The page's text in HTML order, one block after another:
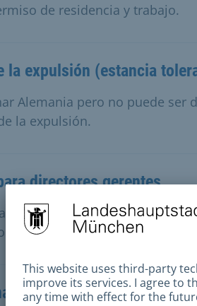
de residencia y trabajo.
la expulsión (estancia
Alemania pero no puede ser
la expulsión.
directores gerentes
directores gerentes está
cuenta propia como
de las guarderías